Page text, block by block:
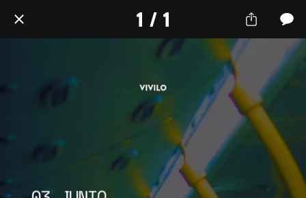
1 / 1